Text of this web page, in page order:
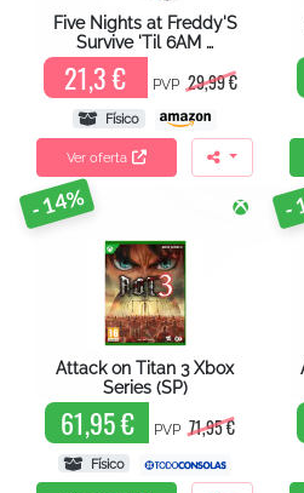
Five Nights at Freddy'S
Survive 'Til 6AM …
21,3 € PVP 29,99 €
Físico
Ver oferta
- 14%
Attack on Titan 3 Xbox
Series (SP)
61,95 € PVP 71,95 €
Físico
-